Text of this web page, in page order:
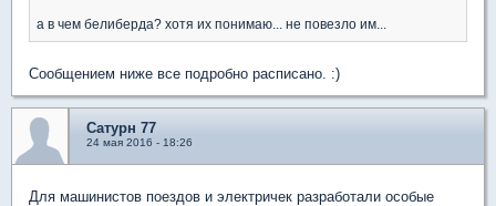
а в чем белиберда? хотя их понимаю... не повезло им...
Сообщением ниже все подробно расписано. :)
Сатурн 77
24 мая 2016 - 18:26
Для машинистов поездов и электричек разработали особые